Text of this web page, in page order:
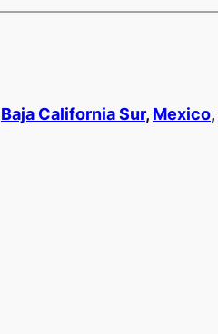
Baja California Sur, Mexico,